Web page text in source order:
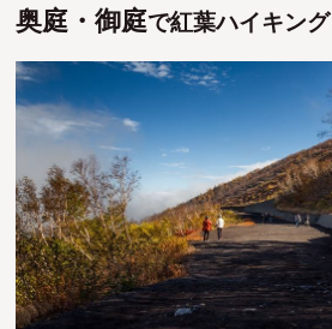
奥庭・御庭で紅葉ハイキング